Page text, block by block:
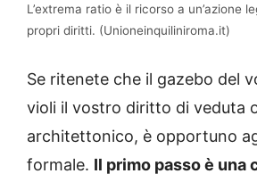
L’extrema ratio è il ricorso a un’azione
propri diritti. (Unioneinquiliniroma.it)
Se ritenete che il gazebo del
violi il vostro diritto di veduta
architettonico, è opportuno
formale. Il primo passo è una